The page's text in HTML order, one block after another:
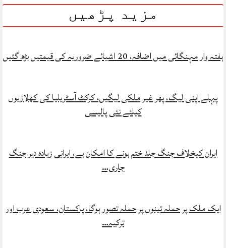
مزید پڑھیں
ہفتہ وار مہنگائی میں اضافہ، 20 اشیائے ضروریہ کی قیمتیں بڑھ گئیں
پہلے اپنی لیگ، پھر غیر ملکی لیگیں، کرکٹ آسٹریلیا کی کھلاڑیوں
کیلئے نئی پالیسی
ایران کیخلاف جنگ جلد ختم ہونے کا امکان ہے، ایرانی زیادہ دیر جنگ
جاری…
ایک ملک پر حملہ تینوں پر حملہ تصور ہوگا، پاکستان، سعودی عرب اور
ترکیہ…